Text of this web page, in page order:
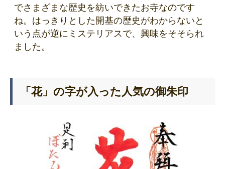
でさまざまな歴史を紡いできたお寺なのです
ね。はっきりとした開基の歴史がわからないと
いう点が逆にミステリアスで、興味をそそられ
ました。
「花」の字が入った人気の御朱印